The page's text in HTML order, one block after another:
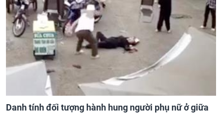
Danh tính đối tượng hành hung người phụ nữ ở giữa